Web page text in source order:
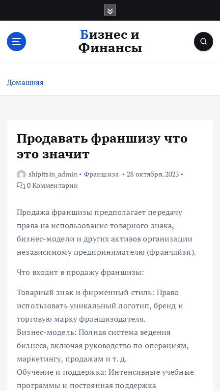
с
Бизнес и
Финансы
Домашняя
Продавать франшизу что
это значит
shipitsin_admin Франшиза
28 октября, 2023
0 Комментарии
Продажа франшизы предполагает передачу
права на использование товарного знака,
бизнес-модели и других активов организации
независимому предпринимателю (франчайзи).
Что входит в продажу франшизы:
Товарный знак и фирменный стиль: Право
использовать уникальный логотип, бренд и
торговую марку франшизодателя.
Бизнес-модель: Полная система ведения
бизнеса, включая руководство по операциям,
маркетингу, продажам и т. д.
Обучение и поддержка: Интенсивные учебные
программы и постоянная поддержка